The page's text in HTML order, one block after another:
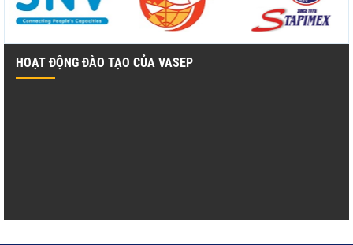
HOẠT ĐỘNG ĐÀO TẠO CỦA VASEP